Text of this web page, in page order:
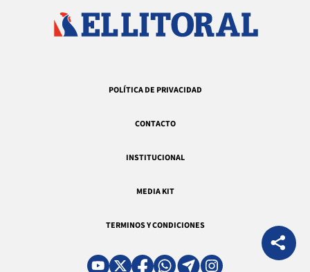
POLÍTICA DE PRIVACIDAD
CONTACTO
INSTITUCIONAL
MEDIA KIT
TERMINOS Y CONDICIONES